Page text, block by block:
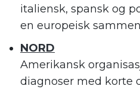
italiensk, spansk og
en europeisk
NORD
Amerikansk
diagnoser med korte